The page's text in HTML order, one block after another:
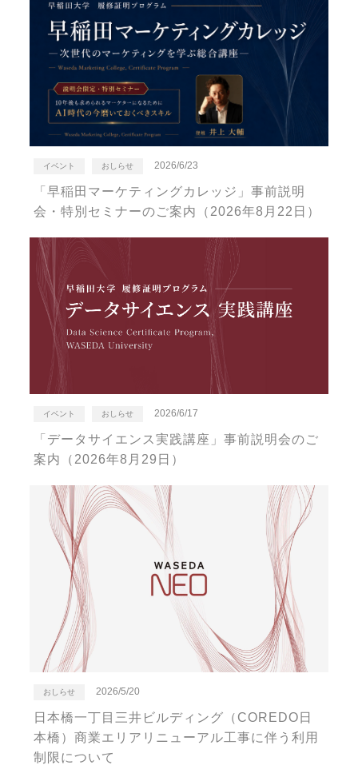
イベント おしらせ 2026/6/23
「早稲田マーケティングカレッジ」事前説明
会・特別セミナーのご案内（2026年8月22日）
イベント おしらせ 2026/6/17
「データサイエンス実践講座」事前説明会のご
案内（2026年8月29日）
おしらせ 2026/5/20
日本橋一丁目三井ビルディング（COREDO日
本橋）商業エリアリニューアル工事に伴う利用
制限について